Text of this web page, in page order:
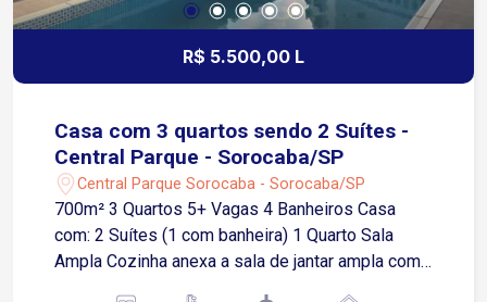
R$ 5.500,00 L
Casa com 3 quartos sendo 2 Suítes -
Central Parque - Sorocaba/SP
Central Parque Sorocaba - Sorocaba/SP
700m² 3 Quartos 5+ Vagas 4 Banheiros Casa
com: 2 Suítes (1 com banheira) 1 Quarto Sala
Ampla Cozinha anexa a sala de jantar ampla com